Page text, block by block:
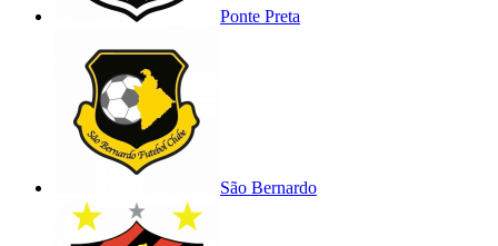
Ponte Preta
São Bernardo